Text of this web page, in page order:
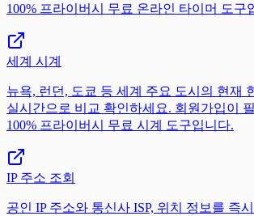
100% 프라이버시 무료 온라인 타이머 도구
세계 시계
뉴욕, 런던, 도쿄 등 세계 주요 도시의 현재
실시간으로 비교 확인하세요. 회원가입이
100% 프라이버시 무료 시계 도구입니다.
IP 주소 조회
공인 IP 주소와 통신사 ISP, 위치 정보를 즉